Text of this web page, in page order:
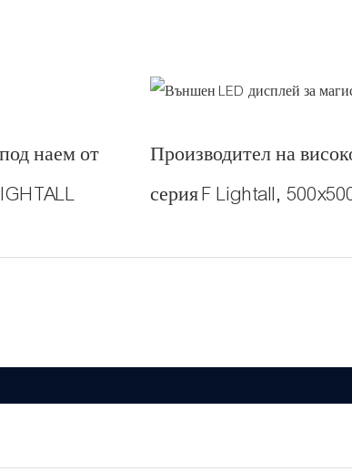
наем от
Производител на
серия F Lightall,